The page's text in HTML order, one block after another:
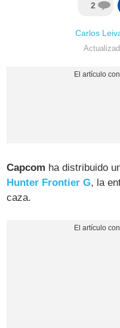
2
Carlos
Capcom ha distribuido
Hunter Frontier G, la
caza.